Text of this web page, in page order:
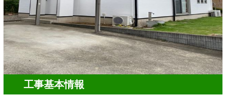
工事基本情報